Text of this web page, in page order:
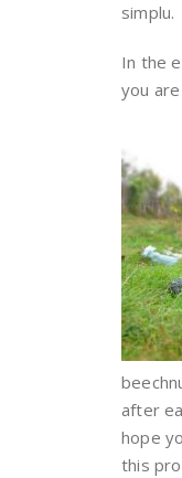
simplu.
In the
you
after
hope
this